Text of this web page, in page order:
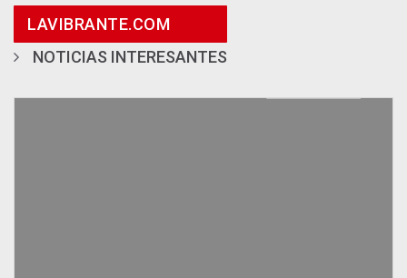
LAVIBRANTE.COM
NOTICIAS INTERESANTES